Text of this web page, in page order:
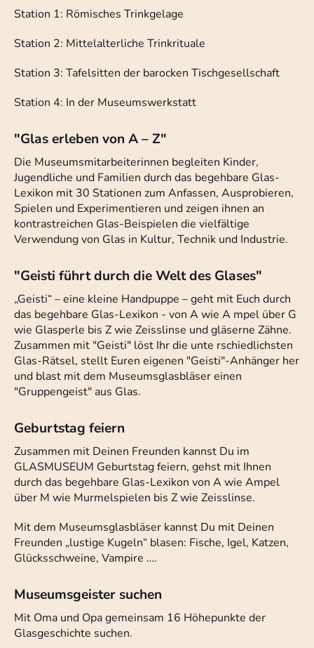
Station 1: Römisches Trinkgelage
Station 2: Mittelalterliche Trinkrituale
Station 3: Tafelsitten der barocken Tischgesellschaft
Station 4: In der Museumswerkstatt
"Glas erleben von A – Z"
Die Museumsmitarbeiterinnen begleiten Kinder,
Jugendliche und Familien durch das begehbare Glas-
Lexikon mit 30 Stationen zum Anfassen, Ausprobieren,
Spielen und Experimentieren und zeigen ihnen an
kontrastreichen Glas-Beispielen die vielfältige
Verwendung von Glas in Kultur, Technik und Industrie.
"Geisti führt durch die Welt des Glases"
„Geisti“ – eine kleine Handpuppe – geht mit Euch durch
das begehbare Glas-Lexikon - von A wie A mpel über G
wie Glasperle bis Z wie Zeisslinse und gläserne Zähne.
Zusammen mit "Geisti" löst Ihr die unte rschiedlichsten
Glas-Rätsel, stellt Euren eigenen "Geisti"-Anhänger her
und blast mit dem Museumsglasbläser einen
"Gruppengeist" aus Glas.
Geburtstag feiern
Zusammen mit Deinen Freunden kannst Du im
GLASMUSEUM Geburtstag feiern, gehst mit Ihnen
durch das begehbare Glas-Lexikon von A wie Ampel
über M wie Murmelspielen bis Z wie Zeisslinse.
Mit dem Museumsglasbläser kannst Du mit Deinen
Freunden „lustige Kugeln“ blasen: Fische, Igel, Katzen,
Glücksschweine, Vampire ….
Museumsgeister suchen
Mit Oma und Opa gemeinsam 16 Höhepunkte der
Glasgeschichte suchen.